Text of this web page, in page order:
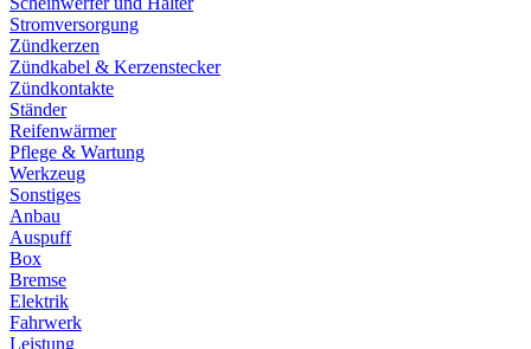
Stromversorgung
Zündkerzen
Zündkabel & Kerzenstecker
Zündkontakte
Ständer
Reifenwärmer
Pflege & Wartung
Werkzeug
Sonstiges
Anbau
Auspuff
Box
Bremse
Elektrik
Fahrwerk
Leistung